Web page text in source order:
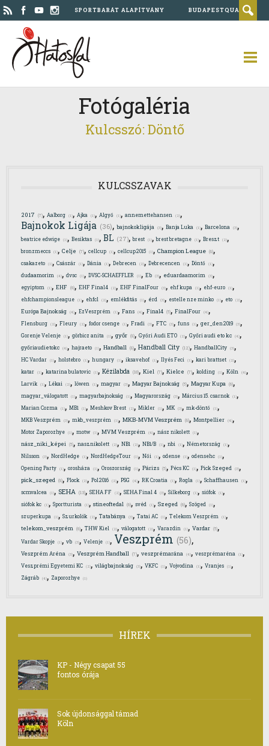
SPORTBARÁT ALAPÍTVÁNY BUDAPESTQUAD
Fotógaléria
Kulcsszó: Döntő
KULCSSZAVAK
2017 (7), Aalborg (1), Ajka (1), Algyő (1), annemettehansen (2),
Bajnokok Ligája (36), bajnokokligája (3), Banja Luka (1), Barcelona (3),
beatrice edwige (1), Besiktas (1), BL (27),brest (1),brest bretagne (1), Breszt (2),
bronzmeccs (1), Celje (7), cellcup (1), cellcup2015 (1), Champion League (8),
csakazeto (1), Császár (1), Dánia (1), Debrecen (2), Debrecencen (1), Döntő (1),
dudaamorim (4), dvsc (1), DVSC-SCHAEFFLER (1), Eb (3), eduardaamorim (3),
egyiptom (1), EHF (6), EHF Final4 (2), EHF FinalFour (3), ehf kupa (1), ehf-euro (1),
ehfchampionsleague (1), ehfcl (2), emlékfitás (1), érd (3), estelle nze minko (1), eto (2),
Európa Bajnokság (4), EzVeszprém (1), Fans (4), Final4 (5), FinalFour (4),
Flensburg (2), Fleury (2), fodor csenge (1), Fradi (3), FTC (3), funs (1), ger_den2019 (3),
Gorenje Velenje (1), görbicz anita (1), győr (8), Győri Audi ETO (2), Győri audi eto kc (4),
győriaudietokc (4), hajraeto (1), Handball (8), Handball City (12), HandballCity (3),
HC Vardar (1), holstebro (1), hungary (1), iksavehof (1), Ilyés Feci (1), kari brattset (2),
katar (1), katarina bulatovic (1), Kézilabda (10), Kiel (7), Kielce (7), kolding (1), Köln (4),
Larvik (1), Lékai (2), löwen (1), magyar (3), Magyar Bajnokság (5), Magyar Kupa (6),
magyar_válogatott (1), magyarbajnokság (1), Magyarország (3), Március 15. csarnok (1),
Marian Cozma (1), MB1 (1), Meshkov Brest (2), Mikler (1), MK (3), mk-döntő (1),
MKB Veszprém (3), mkb_veszprém (1), MKB-MVM Veszprém (8), Montpellier (4),
Motor Zaporozhye (1), motw (1), MVM Veszprém (4), nász nikolett (1),
nász_niki_képei (5), nasznikolett (2), NB1 (2), NB1/B (1), nbi (1), Németország (1),
Nilsson (3), NordHedge (1), NordHedgeTour (1), Női (1), odense (1), odensehc (1),
Opening Party (1), orosháza (1), Oroszország (1), Párizs (5), Pécs KC (1), Pick Szeged (3),
pick_szeged (8), Plock (2), Pol2016 (2), PSG (4), RK Croatia (1), Rogla (1), Schaffhausen (1),
scmvalcea (1), SEHA (13), SEHA FF (2), SEHA Final 4 (3), Silkeborg (1), siófok (1),
siófok kc (1), Sportturista (1), stineoftedal (6), svéd (1), Szeged (6), Szöged (1),
szuperkupa (1), Szurkolók (2), Tatabánya (3), Tatai AC (1), Telekom Veszprém (1),
telekom_veszprém (6), THW Kiel (2), válogatott (2), Varazdin (1), Vardar (5),
Vardar Skopje (1), vb (3), Velenje (1), Veszprém (56),
Veszprém Aréna (3), Veszprém Handball (7), veszprémarána (4), veszprémaréna (1),
Veszprémi Egyetemi KC (2), világbajnokság (3), VKFC (1), Vojvodina (1), Vranjes (1),
Zágráb (4), Zaporozhye (1)
HÍREK
KP - Négy csapat 55
fontos órája
Sok újdonsággal támad
Köln